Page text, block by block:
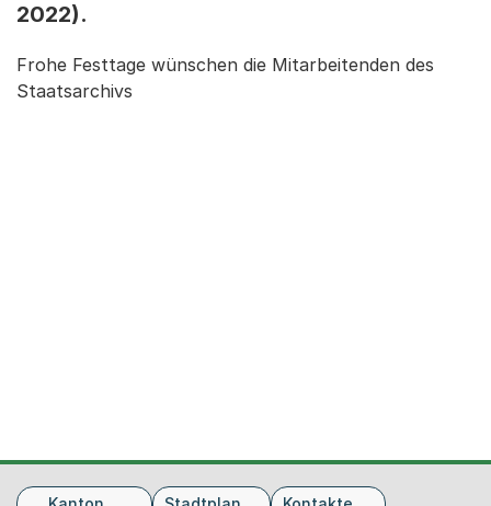
2022).
Frohe Festtage wünschen die Mitarbeitenden des
Staatsarchivs
Fusszeile